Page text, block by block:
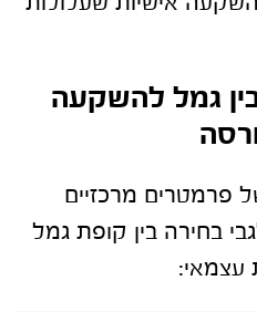
גמל להשקעה
פרמטרים מרכזיים
בחירה בין קופת גמל